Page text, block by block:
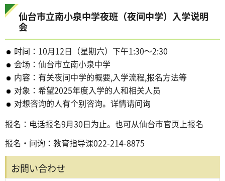
仙台市立南小泉中学夜班（夜间中学）入学说明
会
时间：10月12日（星期六）下午1:30～2:30
会场：仙台市立南小泉中学
内容：有关夜间中学的概要,入学流程,报名方法等
对象：希望2025年度入学的人和相关人员
对想咨询的人有个别咨询。详情请问询
报名：电话报名9月30日为止。也可从仙台市官页上报名
报名・问询：教育指导课022-214-8875
お問い合わせ